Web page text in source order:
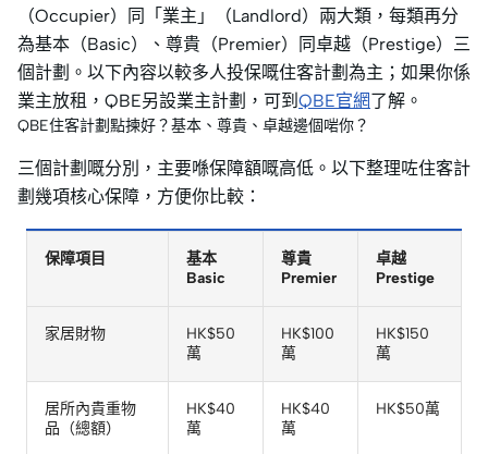
（Occupier）同「業主」（Landlord）兩大類，每類再分
為基本（Basic）、尊貴（Premier）同卓越（Prestige）三
個計劃。以下內容以較多人投保嘅住客計劃為主；如果你係
業主放租，QBE另設業主計劃，可到 QBE官網了解。
QBE住客計劃點揀好？基本、尊貴、卓越邊個啱你？
三個計劃嘅分別，主要喺保障額嘅高低。以下整理咗住客計
劃幾項核心保障，方便你比較：
保障項目
基本
Basic
尊貴
Premier
卓越
Prestige
家居財物
HK$50
萬
HK$100
萬
HK$150
萬
居所內貴重物
品（總額）
HK$40
萬
HK$40
萬
HK$50萬